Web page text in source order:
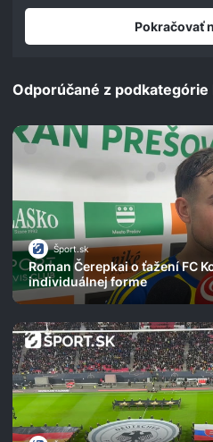
Pokračovať
Odporúčané z podkategórie
Šport.sk
Roman Čerepkai o ťažení FC
individuálnej forme